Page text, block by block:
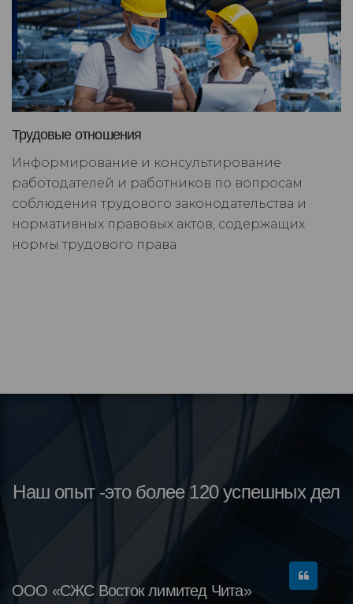
Трудовые отношения
Информирование и консультирование
работодателей и работников по вопросам
соблюдения трудового законодательства и
нормативных правовых актов, содержащих
нормы трудового права
Наш опыт -это более 120 успешных дел
ООО «СЖС Восток лимитед Чита»